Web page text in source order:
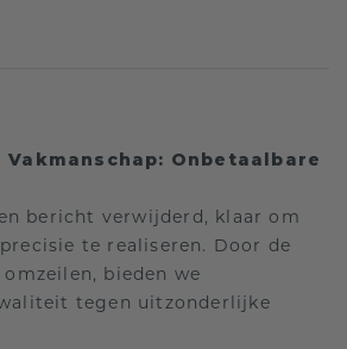
Vakmanschap: Onbetaalbare
bericht verwijderd, klaar om
te realiseren. Door de
bieden we
tegen uitzonderlijke